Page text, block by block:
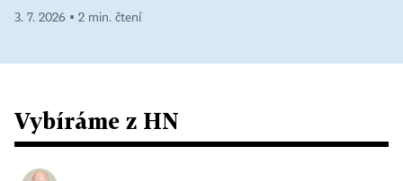
3. 7. 2026 ▪ 2 min. čtení
Vybíráme z HN